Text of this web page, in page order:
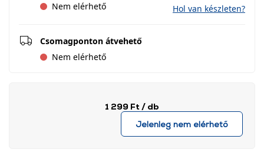
Nem elérhető
Hol van készleten?
Csomagponton átvehető
Nem elérhető
1 299 Ft / db
Jelenleg nem elérhető